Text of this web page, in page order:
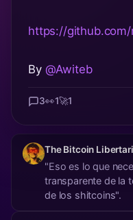
https://
By @Awiteb
3👀1🚀1
The Bitcoin
"Eso es lo que
transparente de la
de los shitcoins".